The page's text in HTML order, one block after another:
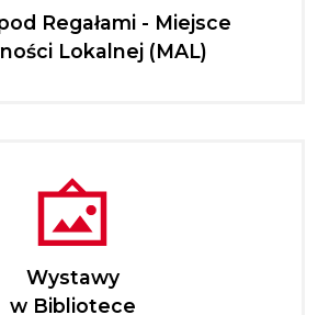
Regałami - Miejsce
Lokalnej (MAL)
Wystawy
w Bibliotece